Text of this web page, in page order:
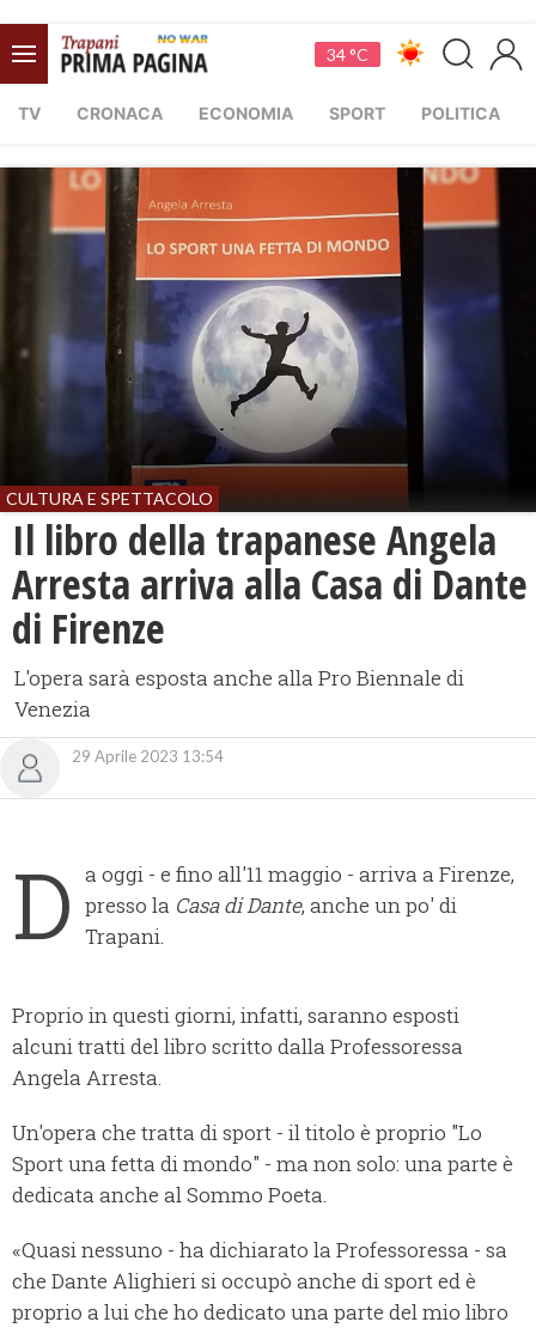
34 °C
TV CRONACA ECONOMIA SPORT POLITICA
CULTURA E SPETTACOLO
Il libro della trapanese Angela
Arresta arriva alla Casa di Dante
di Firenze
L'opera sarà esposta anche alla Pro Biennale di
Venezia
29 Aprile 2023 13:54
D a oggi - e fino all'11 maggio - arriva a Firenze,
presso la Casa di Dante, anche un po' di
Trapani.
Proprio in questi giorni, infatti, saranno esposti
alcuni tratti del libro scritto dalla Professoressa
Angela Arresta.
Un'opera che tratta di sport - il titolo è proprio "Lo
Sport una fetta di mondo" - ma non solo: una parte è
dedicata anche al Sommo Poeta.
«Quasi nessuno - ha dichiarato la Professoressa - sa
che Dante Alighieri si occupò anche di sport ed è
proprio a lui che ho dedicato una parte del mio libro